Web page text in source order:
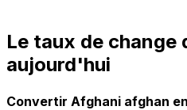
Le taux de change
aujourd'hui
Convertir Afghani afghan